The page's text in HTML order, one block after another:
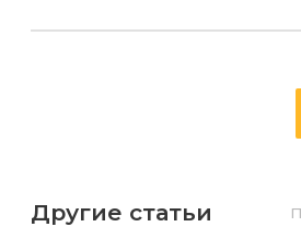
Другие статьи